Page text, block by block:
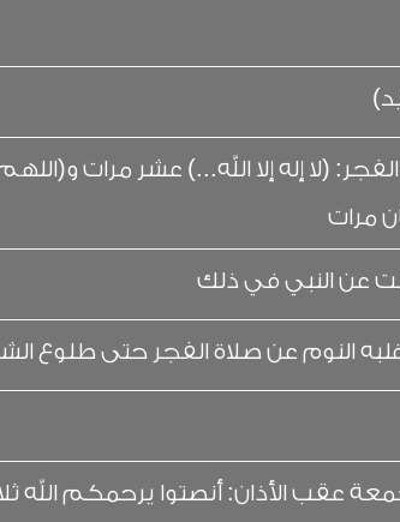
(لا إله إلا الله...) عشر مرات
مرات
عن النبي في ذلك
غلبه النوم عن صلاة الفجر حتى طلوع
عقب الأذان: أنصتوا يرحمكم الله